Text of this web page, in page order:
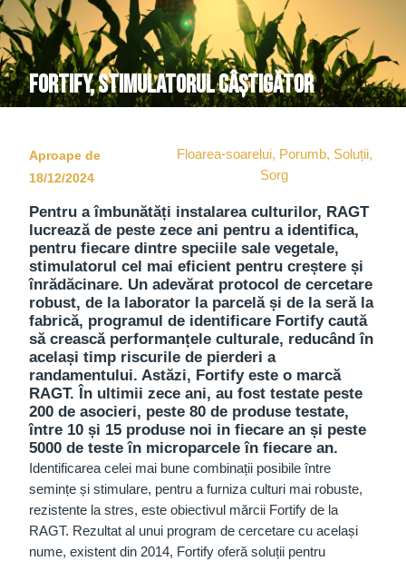
Fortify, stimulatorul câștigător
Aproape de
18/12/2024
Floarea-soarelui, Porumb, Soluții,
Sorg
Pentru a îmbunătăți instalarea culturilor, RAGT
lucrează de peste zece ani pentru a identifica,
pentru fiecare dintre speciile sale vegetale,
stimulatorul cel mai eficient pentru creștere și
înrădăcinare. Un adevărat protocol de cercetare
robust, de la laborator la parcelă și de la seră la
fabrică, programul de identificare Fortify caută
să crească performanțele culturale, reducând în
același timp riscurile de pierderi a
randamentului. Astăzi, Fortify este o marcă
RAGT. În ultimii zece ani, au fost testate peste
200 de asocieri, peste 80 de produse testate,
între 10 și 15 produse noi in fiecare an și peste
5000 de teste în microparcele în fiecare an.
Identificarea celei mai bune combinații posibile între
semințe și stimulare, pentru a furniza culturi mai robuste,
rezistente la stres, este obiectivul mărcii Fortify de la
RAGT. Rezultat al unui program de cercetare cu același
nume, existent din 2014, Fortify oferă soluții pentru